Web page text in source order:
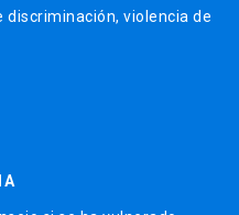
discriminación, violencia de